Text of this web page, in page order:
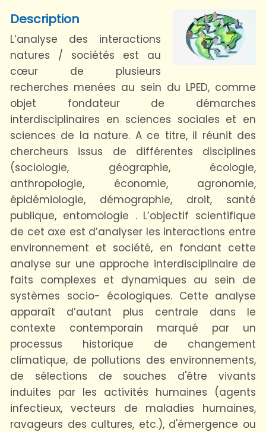
Description
L’analyse des interactions
natures / sociétés est au
cœur de plusieurs
recherches menées au sein du LPED, comme
objet fondateur de démarches
interdisciplinaires en sciences sociales et en
sciences de la nature. A ce titre, il réunit des
chercheurs issus de différentes disciplines
(sociologie, géographie, écologie,
anthropologie, économie, agronomie,
épidémiologie, démographie, droit, santé
publique, entomologie . L’objectif scientifique
de cet axe est d’analyser les interactions entre
environnement et société, en fondant cette
analyse sur une approche interdisciplinaire de
faits complexes et dynamiques au sein de
systèmes socio- écologiques. Cette analyse
apparaît d’autant plus centrale dans le
contexte contemporain marqué par un
processus historique de changement
climatique, de pollutions des environnements,
de sélections de souches d'être vivants
induites par les activités humaines (agents
infectieux, vecteurs de maladies humaines,
ravageurs des cultures, etc.), d'émergence ou